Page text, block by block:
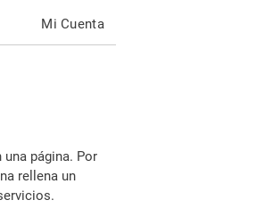
Mi Cuenta
página. Por
rellena un